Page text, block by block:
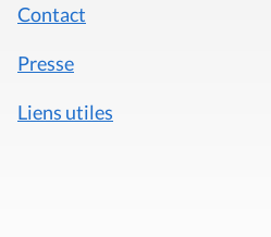
Contact
Presse
Liens utiles